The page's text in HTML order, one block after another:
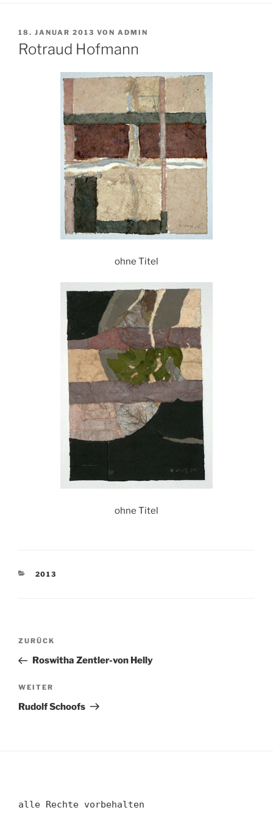
VERÖFFENTLICHT
AM
18. JANUAR 2013 VON ADMIN
Rotraud Hofmann
ohne Titel
ohne Titel
KATEGORIEN
2013
Beitragsnavigation
Vorheriger
Beitrag
ZURÜCK
Roswitha Zentler-von Helly
Nächster
Beitrag
WEITER
Rudolf Schoofs
alle Rechte vorbehalten